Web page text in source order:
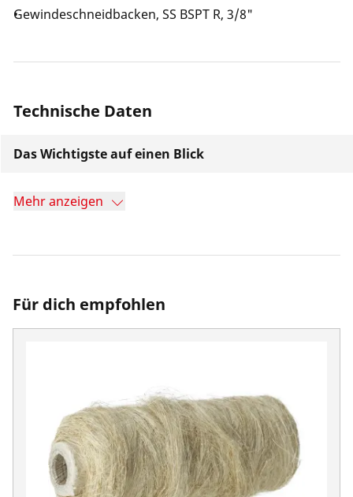
Gewindeschneidbacken, SS BSPT R, 3/8"
Technische Daten
Das Wichtigste auf einen Blick
Mehr anzeigen
Für dich empfohlen